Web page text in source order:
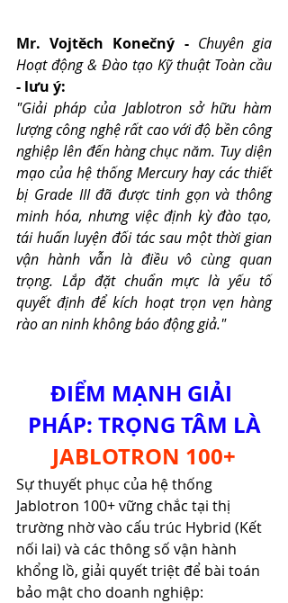
Mr. Vojtěch Konečný - Chuyên gia
Hoạt động & Đào tạo Kỹ thuật Toàn cầu
- lưu ý:
"Giải pháp của Jablotron sở hữu hàm
lượng công nghệ rất cao với độ bền công
nghiệp lên đến hàng chục năm. Tuy diện
mạo của hệ thống Mercury hay các thiết
bị Grade III đã được tinh gọn và thông
minh hóa, nhưng việc định kỳ đào tạo,
tái huấn luyện đối tác sau một thời gian
vận hành vẫn là điều vô cùng quan
trọng. Lắp đặt chuẩn mực là yếu tố
quyết định để kích hoạt trọn vẹn hàng
rào an ninh không báo động giả."
ĐIỂM MẠNH GIẢI
PHÁP: TRỌNG TÂM LÀ
JABLOTRON 100+
Sự thuyết phục của hệ thống
Jablotron 100+ vững chắc tại thị
trường nhờ vào cấu trúc Hybrid (Kết
nối lai) và các thông số vận hành
khổng lồ, giải quyết triệt để bài toán
bảo mật cho doanh nghiệp: